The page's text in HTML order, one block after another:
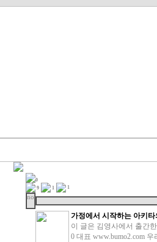
0
9
1 1
no
가정에서 시작하는 아키타
이 글은 김영사에서 출간
0 대표 www.bumo2.com